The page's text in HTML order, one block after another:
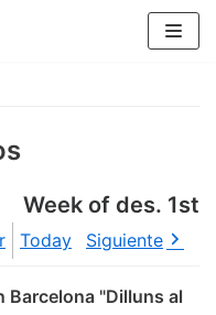
Week of des. 1st
Today Siguiente
Barcelona "Dilluns al